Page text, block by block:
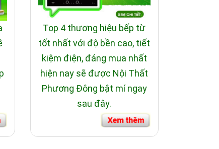
Top 4 thương hiệu bếp từ
tốt nhất với độ bền cao, tiết
kiệm điện, đáng mua nhất
hiện nay sẽ được Nội Thất
Phương Đông bật mí ngay
sau đây.